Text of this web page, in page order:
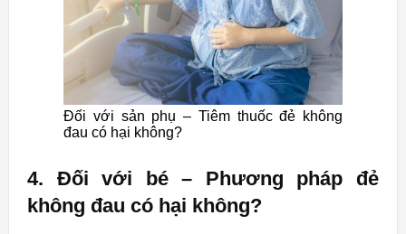
Đối với sản phụ – Tiêm thuốc đẻ không
đau có hại không?
4. Đối với bé – Phương pháp đẻ
không đau có hại không?